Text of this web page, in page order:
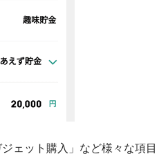
ェット購入」など様々な項目